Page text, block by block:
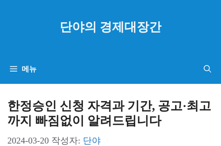
단야의 경제대장간
메뉴
한정승인 신청 자격과 기간, 공고·최고
까지 빠짐없이 알려드립니다
2024-03-20 작성자: 단야